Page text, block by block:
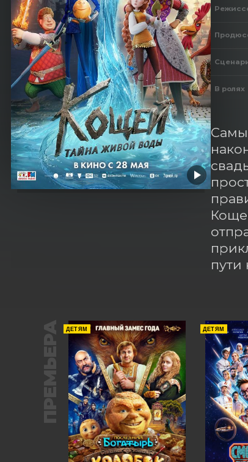
В ролях
пути
ПРЕМЬЕРА ДЕТЯМ ДЕТЯМ